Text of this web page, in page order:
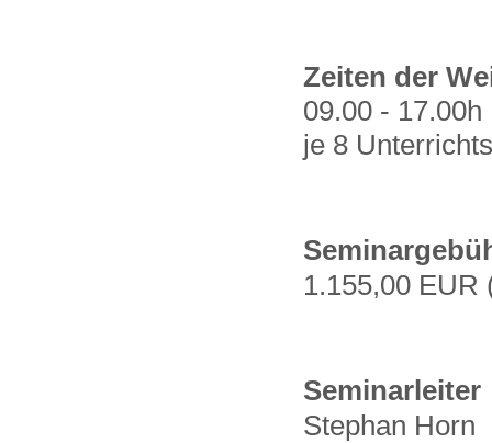
Zeiten der
09.00 - 17.00h
je 8
1.155,00 EUR
Seminarleiter
Stephan Horn